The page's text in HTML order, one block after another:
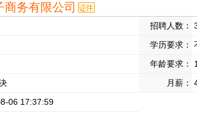
务有限公司
招聘人数：
学历要求：
年龄要求：
月薪：
06 17:37:59